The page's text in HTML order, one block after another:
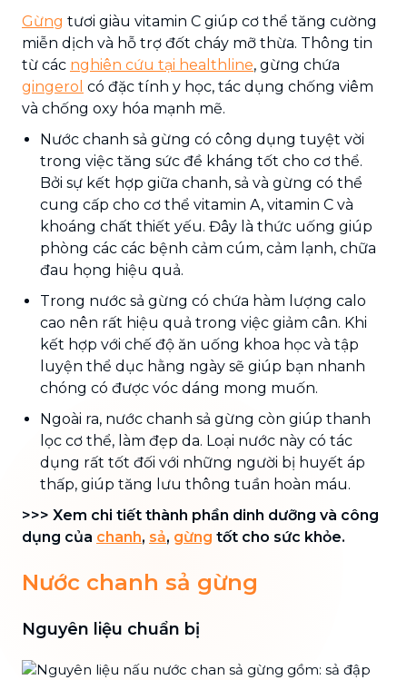
Gừng tươi giàu vitamin C giúp cơ thể tăng cường
miễn dịch và hỗ trợ đốt cháy mỡ thừa. Thông tin
từ các nghiên cứu tại healthline, gừng chứa
gingerol có đặc tính y học, tác dụng chống viêm
và chống oxy hóa mạnh mẽ.
Nước chanh sả gừng có công dụng tuyệt vời
trong việc tăng sức đề kháng tốt cho cơ thể.
Bởi sự kết hợp giữa chanh, sả và gừng có thể
cung cấp cho cơ thể vitamin A, vitamin C và
khoáng chất thiết yếu. Đây là thức uống giúp
phòng các các bệnh cảm cúm, cảm lạnh, chữa
đau họng hiệu quả.
Trong nước sả gừng có chứa hàm lượng calo
cao nên rất hiệu quả trong việc giảm cân. Khi
kết hợp với chế độ ăn uống khoa học và tập
luyện thể dục hằng ngày sẽ giúp bạn nhanh
chóng có được vóc dáng mong muốn.
Ngoài ra, nước chanh sả gừng còn giúp thanh
lọc cơ thể, làm đẹp da. Loại nước này có tác
dụng rất tốt đối với những người bị huyết áp
thấp, giúp tăng lưu thông tuần hoàn máu.
>>> Xem chi tiết thành phần dinh dưỡng và công
dụng của chanh, sả, gừng tốt cho sức khỏe.
Nước chanh sả gừng
Nguyên liệu chuẩn bị